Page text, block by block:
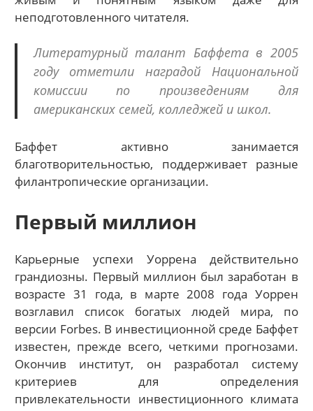
неподготовленного читателя.
Литературный талант Баффета в 2005
году отметили наградой Национальной
комиссии по произведениям для
американских семей, колледжей и школ.
Баффет активно занимается
благотворительностью, поддерживает разные
филантропические организации.
Первый миллион
Карьерные успехи Уоррена действительно
грандиозны. Первый миллион был заработан в
возрасте 31 года, в марте 2008 года Уоррен
возглавил список богатых людей мира, по
версии Forbes. В инвестиционной среде Баффет
известен, прежде всего, четкими прогнозами.
Окончив институт, он разработал систему
критериев для определения
привлекательности инвестиционного климата